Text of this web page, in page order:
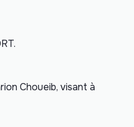
Choueib, visant à